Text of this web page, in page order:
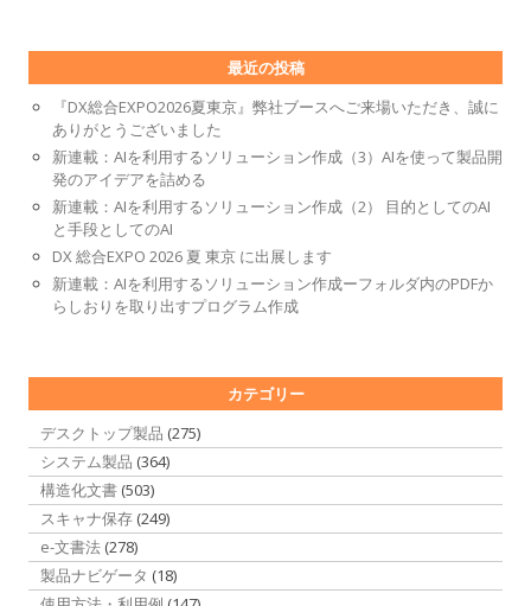
最近の投稿
『DX総合EXPO2026夏東京』弊社ブースへご来場いただき、誠に
ありがとうございました
新連載：AIを利用するソリューション作成（3）AIを使って製品開
発のアイデアを詰める
新連載：AIを利用するソリューション作成（2） 目的としてのAI
と手段としてのAI
DX 総合EXPO 2026 夏 東京 に出展します
新連載：AIを利用するソリューション作成ーフォルダ内のPDFか
らしおりを取り出すプログラム作成
カテゴリー
デスクトップ製品 (275)
システム製品 (364)
構造化文書 (503)
スキャナ保存 (249)
e-文書法 (278)
製品ナビゲータ (18)